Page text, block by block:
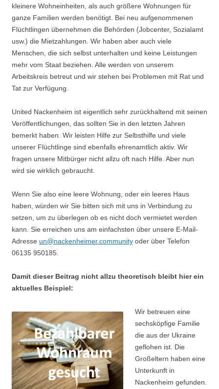
kleinere Wohneinheiten, als auch größere Wohnungen für
ganze Familien werden benötigt. Bei neu aufgenommenen
Flüchtlingen übernehmen die Behörden (Jobcenter, Sozialamt
usw.) die Mietzahlungen. Wir haben aber auch viele
Menschen, die sich selbst unterhalten und keine Leistungen
mehr vom Staat beziehen. Alle werden von unserem
Arbeitskreis betreut und wir stehen bei Problemen mit Rat und
Tat zur Verfügung.
United Nackenheim ist eigentlich sehr zurückhaltend mit seinen
Veröffentlichungen, das sollten Sie in den letzten Jahren
bemerkt haben. Wir leisten Hilfe zur Selbsthilfe und viele
unserer Flüchtlinge sind ebenfalls ehrenamtlich aktiv. Wir
fragen unsere Mitbürger nicht allzu oft nach Hilfe. Aber nun
wird sie wirklich gebraucht.
Wenn Sie also eine leere Wohnung, oder ein leeres Haus
haben, würden wir Sie bitten sich mit uns in Verbindung zu
setzen, um zu überlegen ob es nicht doch vermietet werden
kann. Sie erreichen uns am einfachsten über unsere E-Mail-
Adresse un@nackenheimer.community oder über Telefon
06135 950185.
Damit dieser Beitrag nicht allzu theoretisch bleibt hier ein
aktuelles Beispiel:
Wir betreuen eine
sechsköpfige Familie
die aus der Ukraine
geflohen ist. Die
Großeltern haben eine
Unterkunft in
Nackenheim gefunden.